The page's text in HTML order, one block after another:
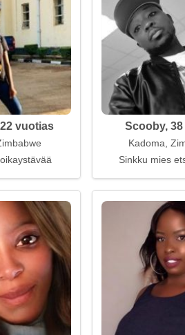
vuotias Scooby,
Kadoma,
Sinkku mies